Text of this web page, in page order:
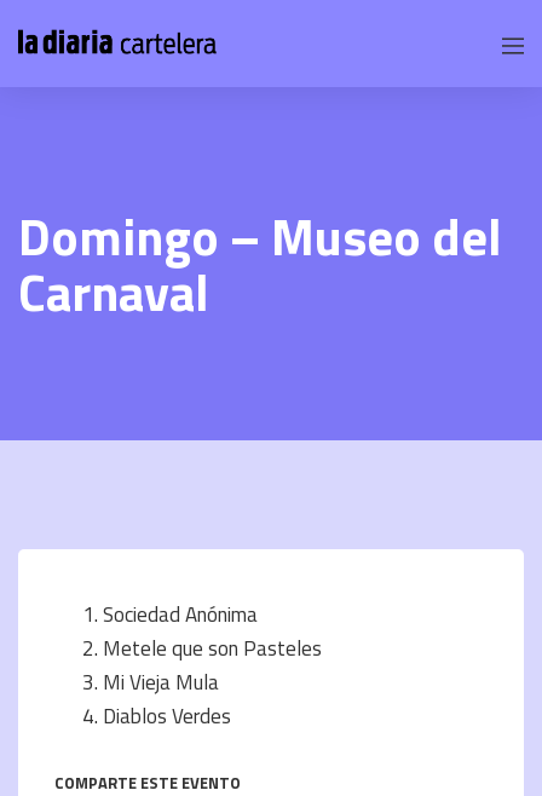
Domingo – Museo del
Carnaval
Sociedad Anónima
Metele que son Pasteles
Mi Vieja Mula
Diablos Verdes
COMPARTE ESTE EVENTO